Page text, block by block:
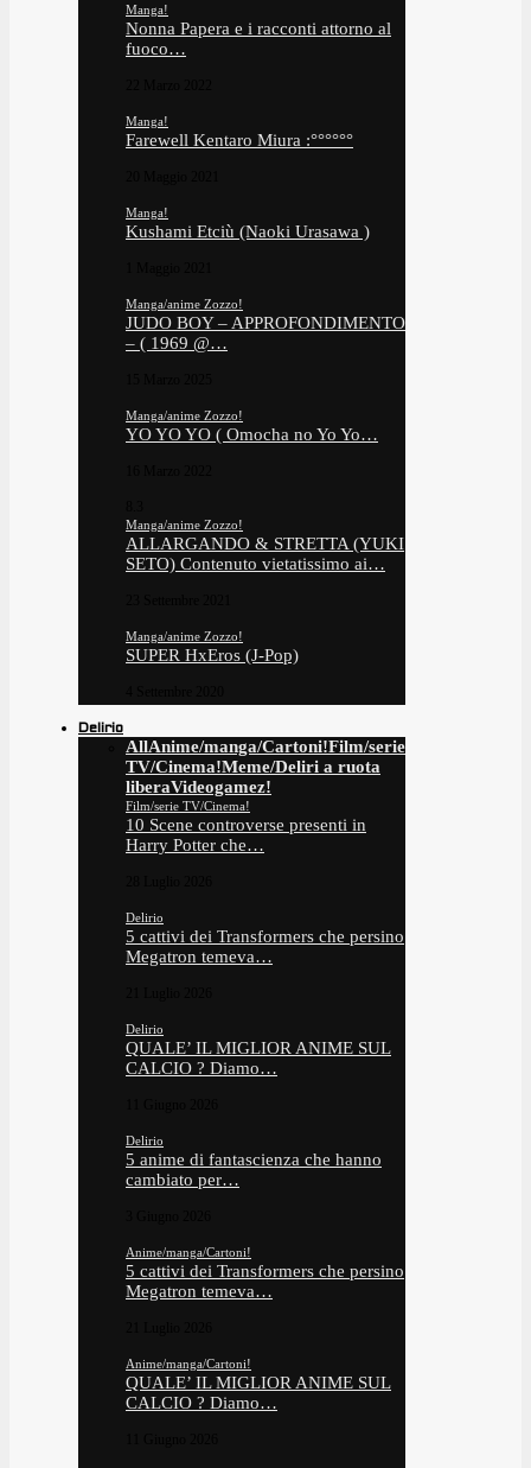
Manga!
Nonna Papera e i racconti attorno al
fuoco…
Manga!
Farewell Kentaro Miura :°°°°°°
Manga!
Kushami Etciù (Naoki Urasawa )
Manga/anime Zozzo!
JUDO BOY – APPROFONDIMENTO
– ( 1969 @…
Manga/anime Zozzo!
YO YO YO ( Omocha no Yo Yo…
Manga/anime Zozzo!
ALLARGANDO & STRETTA (YUKI
SETO) Contenuto vietatissimo ai…
Manga/anime Zozzo!
SUPER HxEros (J-Pop)
Delirio
AllAnime/manga/Cartoni!Film/serie
TV/Cinema!Meme/Deliri a ruota
liberaVideogamez!
Film/serie TV/Cinema!
10 Scene controverse presenti in
Harry Potter che…
Delirio
5 cattivi dei Transformers che persino
Megatron temeva…
Delirio
QUALE’ IL MIGLIOR ANIME SUL
CALCIO ? Diamo…
Delirio
5 anime di fantascienza che hanno
cambiato per…
Anime/manga/Cartoni!
5 cattivi dei Transformers che persino
Megatron temeva…
Anime/manga/Cartoni!
QUALE’ IL MIGLIOR ANIME SUL
CALCIO ? Diamo…